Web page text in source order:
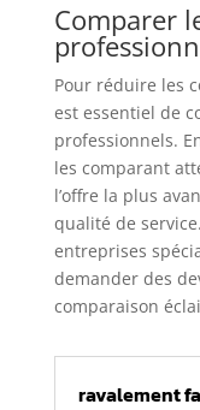
Comparer
Pour réduire les
est essentiel de
professionnels.
les comparant
l’offre la plus
qualité de
entreprises
demander des
comparaison
ravalement